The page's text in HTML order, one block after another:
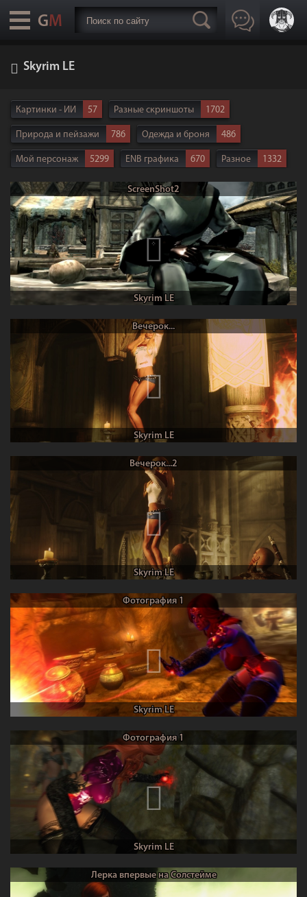
Skyrim LE
Картинки - ИИ 57 Разные скриншоты 1702
Природа и пейзажи 786 Одежда и броня 486
Мой персонаж 5299 ENB графика 670 Разное 1332
Арты 138 Skyrim LE 2670 Skyrim SE-АЕ 2308
Starfield 156 Fallout 4 1384 Ведьмак 3 369
Другие игры 1627
ScreenShot2
Skyrim LE
Вечерок...
Skyrim LE
Вечерок...2
Skyrim LE
Фотография 1
Skyrim LE
Фотография 1
Skyrim LE
Лерка впервые на Солстейме